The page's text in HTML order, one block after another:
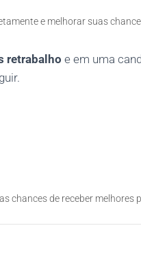
e melhorar suas
retrabalho e em uma
chances de receber melhores